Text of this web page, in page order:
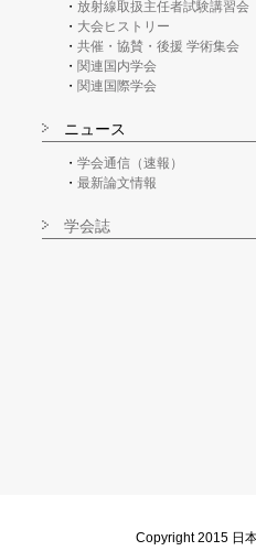
放射線取扱主任者試験講習会
大会ヒストリー
共催・協賛・後援 学術集会
関連国内学会
関連国際学会
ニュース
学会通信（速報）
最新論文情報
学会誌
Copyright 2015 日